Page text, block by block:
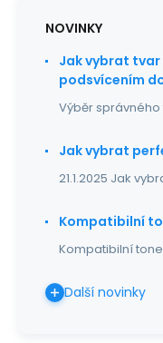
NOVINKY
Jak vybrat
podsvícením
Výběr správného
Jak vybrat
21.1.2025 Jak
Kompatibilní
Kompatibilní
Další novinky